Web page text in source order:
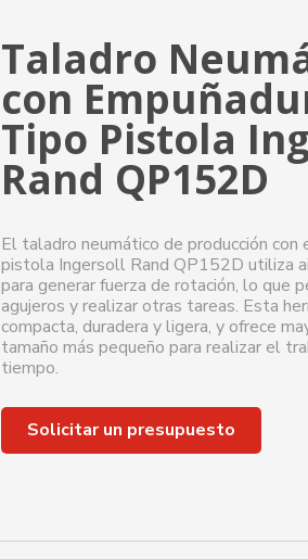
Taladro
con
Tipo Pistola
Rand QP152D
El taladro neumático de producción con
pistola Ingersoll Rand QP152D utiliza
para generar fuerza de rotación, lo que
agujeros y realizar otras tareas. Esta
compacta, duradera y ligera, y ofrece
tamaño más pequeño para realizar el
tiempo.
Solicitar un presupuesto